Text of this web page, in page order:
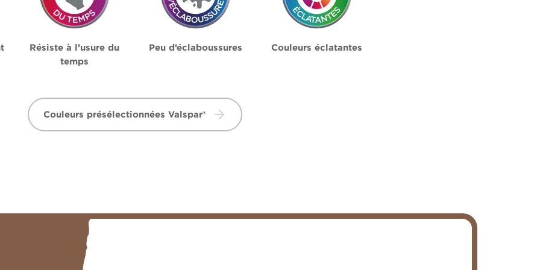
Résiste à l’usure du
temps
Peu d’éclaboussures Couleurs éclatantes
Couleurs présélectionnées Valspar®